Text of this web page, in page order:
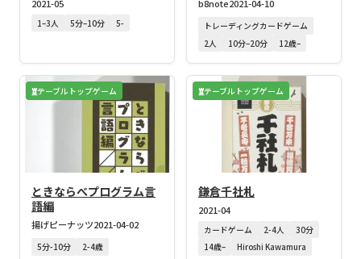
2021-05
1–3人 5分–10分 5-
b8note2021-04-10
トレーディングカードゲーム
2人
10分–20分 12歳–
テーブルトップゲーム
ときならべプログラム言
語編
揚げピーナッツ2021-04-02
5分-10分 2-4歳
テーブルトップゲーム
鎌倉千社札
2021-04
カードゲーム 2-4人
30分
14歳–
Hiroshi Kawamura